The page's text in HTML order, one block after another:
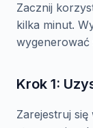
Zacznij
kilka minut.
wygenerować
Krok 1:
Zarejestruj